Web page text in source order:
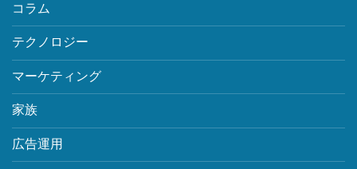
コラム
テクノロジー
マーケティング
家族
広告運用